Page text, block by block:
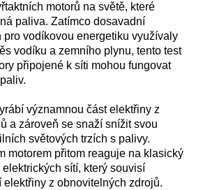
motorů na světě, které
paliva. Zatímco dosavadní
pro vodíkovou energetiku využívaly
vodíku a zemního plynu, tento test
připojené k síti mohou fungovat
významnou část elektřiny z
a zároveň se snaží snížit svou
světových trzích s palivy.
motorem přitom reaguje na klasický
sítí, který souvisí
z obnovitelných zdrojů.